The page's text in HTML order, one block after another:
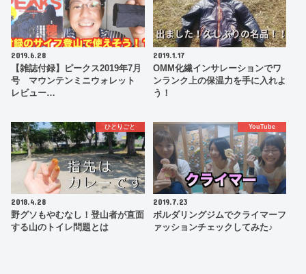
2019.6.28
【雑誌付録】ピークス2019年7月
号 マウンテンミニウォレット
レビュー…
2019.1.17
OMM化繊インサレーションでワ
ンランク上の保温力を手に入れよ
う！
ひとりごと
2018.4.28
野グソもやむなし！登山者が直面
する山のトイレ問題とは
YouTube
2019.7.23
ボルダリングジムでクライマーフ
ァッションチェックしてみた♪